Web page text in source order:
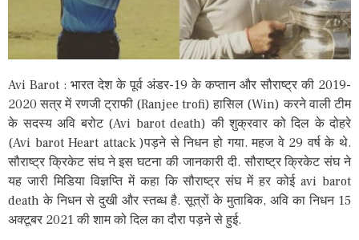
Avi Barot : भारत देश के पूर्व अंडर-19 के कप्तान और सौराष्ट्र की 2019-
2020 सत्र में रणजी ट्राफी (Ranjee trofi) हासिल (Win) करने वाली टीम
के सदस्य अवि बरोट (Avi barot death) की शुक्रवार को दिल के दोहरे
(Avi barot Heart attack )पड़ने से निधन हो गया. महज वे 29 वर्ष के थे.
सौराष्ट्र क्रिकेट संघ ने इस घटना की जानकारी दी. सौराष्ट्र क्रिकेट संघ ने
यह जारी मिडिया विज्ञप्ति में कहा कि सौराष्ट्र संघ में हर कोई avi barot
death के निधन से दुखी और स्तब्ध है. सूत्रों के मुताबिक, अवि का निधन 15
अक्टूबर 2021 की शाम को दिल का दौरा पड़ने से हुई.